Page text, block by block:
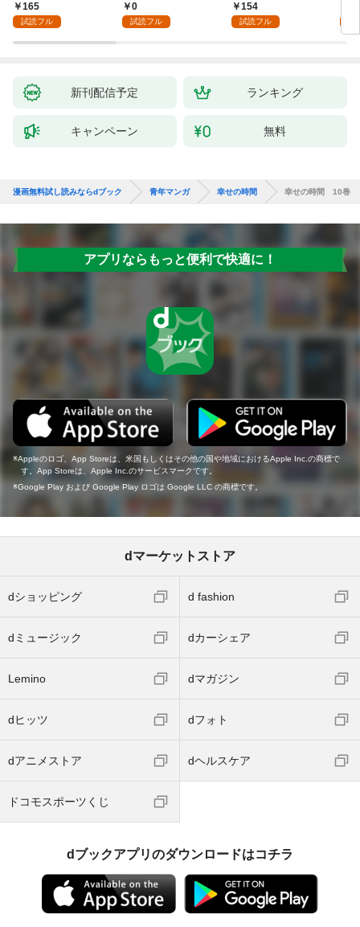
165
試読フル
0
試読フル
154
試読フル
新刊配信予定 ランキング
キャンペーン 無料
漫画無料試し読みならdブック 青年マンガ 幸せの時間 幸せの時間 10巻
アプリならもっと便利で快適に！
Appleのロゴ、App Storeは、米国もしくはその他の国や地域におけるApple Inc.の商標で
す。App Storeは、Apple Inc.のサービスマークです。
Google Play および Google Play ロゴは Google LLC の商標です。
dマーケットストア
dショッピング d fashion
dミュージック dカーシェア
Lemino dマガジン
dヒッツ dフォト
dアニメストア dヘルスケア
ドコモスポーツくじ
dブックアプリのダウンロードはコチラ